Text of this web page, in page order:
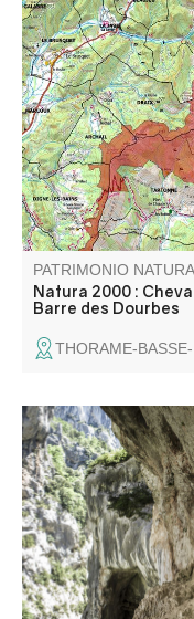
Constitué de 4
de La Bléone et du
PATRIMONIO
Natura 2000 :
Barre des Dourbes
THORAME-
Située à la fin du
sentier du Couloir
tunnel du Baou offre
Gorges du Verdon.